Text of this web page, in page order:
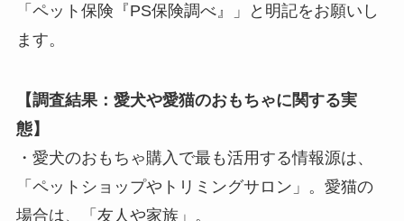
「ペット保険『PS保険調べ』」と明記をお願いし
ます。
【調査結果：愛犬や愛猫のおもちゃに関する実
態】
・愛犬のおもちゃ購入で最も活用する情報源は、
「ペットショップやトリミングサロン」。愛猫の
場合は、「友人や家族」。